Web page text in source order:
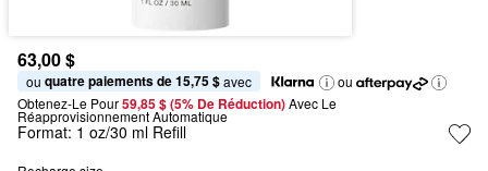
63,00 $
ou quatre paiements de 15,75 $ avec
ou
Obtenez-Le Pour59,85 $ (5% De Réduction) Avec Le
Réapprovisionnement Automatique
Format: 1 oz/30 ml Refill